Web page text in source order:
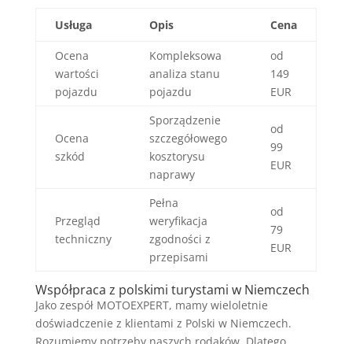
Usługa Opis Cena
Ocena
wartości
pojazdu
Kompleksowa
analiza stanu
pojazdu
od
149
EUR
Ocena
szkód
Sporządzenie
szczegółowego
kosztorysu
naprawy
od
99
EUR
Przegląd
techniczny
Pełna
weryfikacja
zgodności z
przepisami
od
79
EUR
Współpraca z polskimi turystami w Niemczech
Jako zespół MOTOEXPERT, mamy wieloletnie
doświadczenie z klientami z Polski w Niemczech.